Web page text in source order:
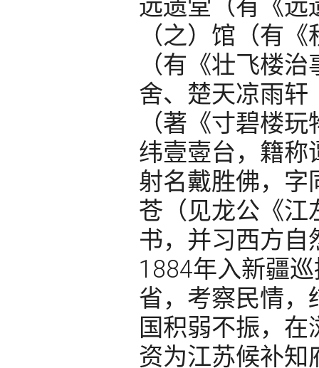
远遗堂（有《远
（之）馆（有
（有《壮飞楼
舍、楚天凉雨轩
（著《寸碧楼
纬壹㚃台，籍称
射名戴胜佛，字
苍（见龙公《江
书，并习西方自
1884年入新疆
省，考察民情，
国积弱不振，
资为江苏候补知